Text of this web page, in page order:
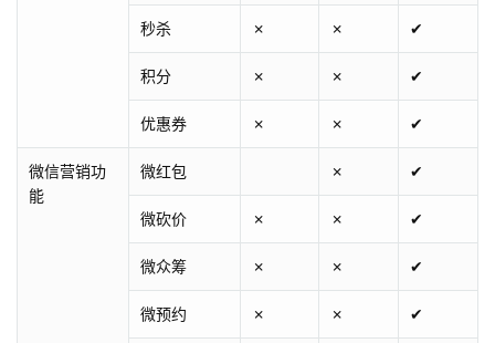
秒杀 ✗ ✗ ✔
积分 ✗ ✗ ✔
优惠券 ✗ ✗ ✔
微信营销功
能
微红包 ✗ ✔
微砍价 ✗ ✗ ✔
微众筹 ✗ ✗ ✔
微预约 ✗ ✗ ✔